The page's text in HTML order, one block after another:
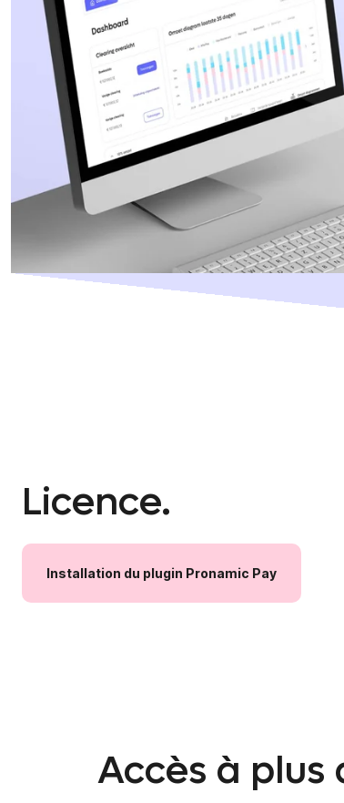
Licence.
Installation du plugin Pronamic Pay
Accès à